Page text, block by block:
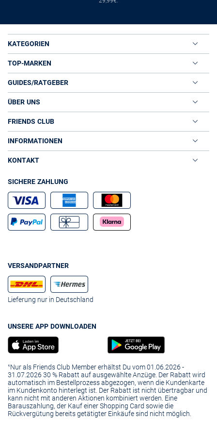
KATEGORIEN
TOP-MARKEN
GUIDES/RATGEBER
ÜBER UNS
FRIENDS CLUB
INFORMATIONEN
KONTAKT
SICHERE ZAHLUNG
VERSANDPARTNER
Lieferung nur in Deutschland
UNSERE APP DOWNLOADEN
¹Nur als Friends Club Member erhältst Du vom 01.06.2026 -
31.07.2026 30 % Rabatt auf ausgewählte Anzüge. Der Rabatt wird
automatisch im Bestellprozess abgezogen, wenn die Kundenkarte
im Kundenkonto hinterlegt ist. Der Rabatt ist nicht übertragbar und
kann nicht mit anderen Aktionen kombiniert werden. Eine
Barauszahlung, der Kauf einer Shopping Card sowie die
Rückvergütung bereits getätigter Einkäufe sind nicht möglich.